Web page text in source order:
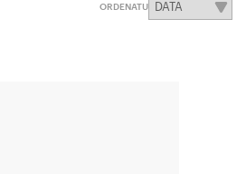
ORDENATU